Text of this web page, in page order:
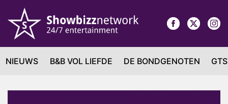
NIEUWS B&B VOL LIEFDE DE BONDGENOTEN